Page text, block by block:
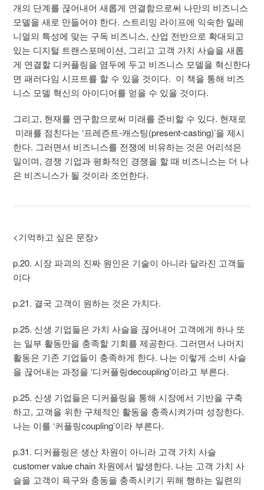
개의 단계를 끊어내어 새롭게 연결함으로써 나만의 비즈니스
모델을 새로 만들어야 한다. 스트리밍 라이프에 익숙한 밀레
니얼의 특성에 맞는 구독 비즈니스, 산업 전반으로 확대되고
있는 디지털 트랜스포메이션, 그리고 고객 가치 사슬을 새롭
게 연결할 디커플링을 염두에 두고 비즈니스 모델을 혁신한다
면 패러다임 시프트를 할 수 있을 것이다. 이 책을 통해 비즈
니스 모델 혁신의 아이디어를 얻을 수 있을 것이다.
그리고, 현재를 연구함으로써 미래를 준비할 수 있다. 현재로
미래를 점친다는 ‘프레즌트-캐스팅(present-casting)’을 제시
한다. 그러면서 비즈니스를 전쟁에 비유하는 것은 어리석은
일이며, 경쟁 기업과 평화적인 경쟁을 할 때 비즈니스는 더 나
은 비즈니스가 될 것이라 조언한다.
<기억하고 싶은 문장>
p.20. 시장 파괴의 진짜 원인은 기술이 아니라 달라진 고객들
이다
p.21. 결국 고객이 원하는 것은 가치다.
p.25. 신생 기업들은 가치 사슬을 끊어내어 고객에게 하나 또
는 일부 활동만을 충족할 기회를 제공한다. 그러면서 나머지
활동은 기존 기업들이 충족하게 한다. 나는 이렇게 소비 사슬
을 끊어내는 과정을 ‘디커플링decoupling’이라고 부른다.
p.25. 신생 기업들은 디커플링을 통해 시장에서 기반을 구축
하고, 고객을 위한 구체적인 활동을 충족시켜가며 성장한다.
나는 이를 ‘커플링coupling’이라 부른다.
p.31. 디커플링은 생산 차원이 아니라 고객 가치 사슬
customer value chain 차원에서 발생한다. 나는 고객 가치 사
슬을 고객이 욕구와 충동을 충족시키기 위해 행하는 일련의